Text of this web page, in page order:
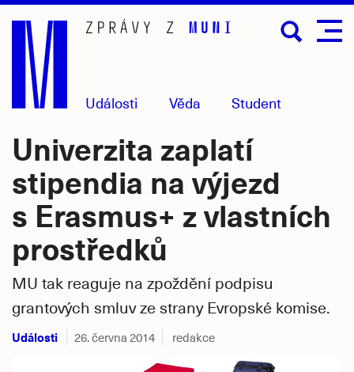
Přejít
hlavní
obsah
Události Věda Student
Univerzita zaplatí
stipendia na výjezd
s Erasmus+ z vlastních
prostředků
MU tak reaguje na zpoždění podpisu
grantových smluv ze strany Evropské komise.
Události 26. června 2014 redakce